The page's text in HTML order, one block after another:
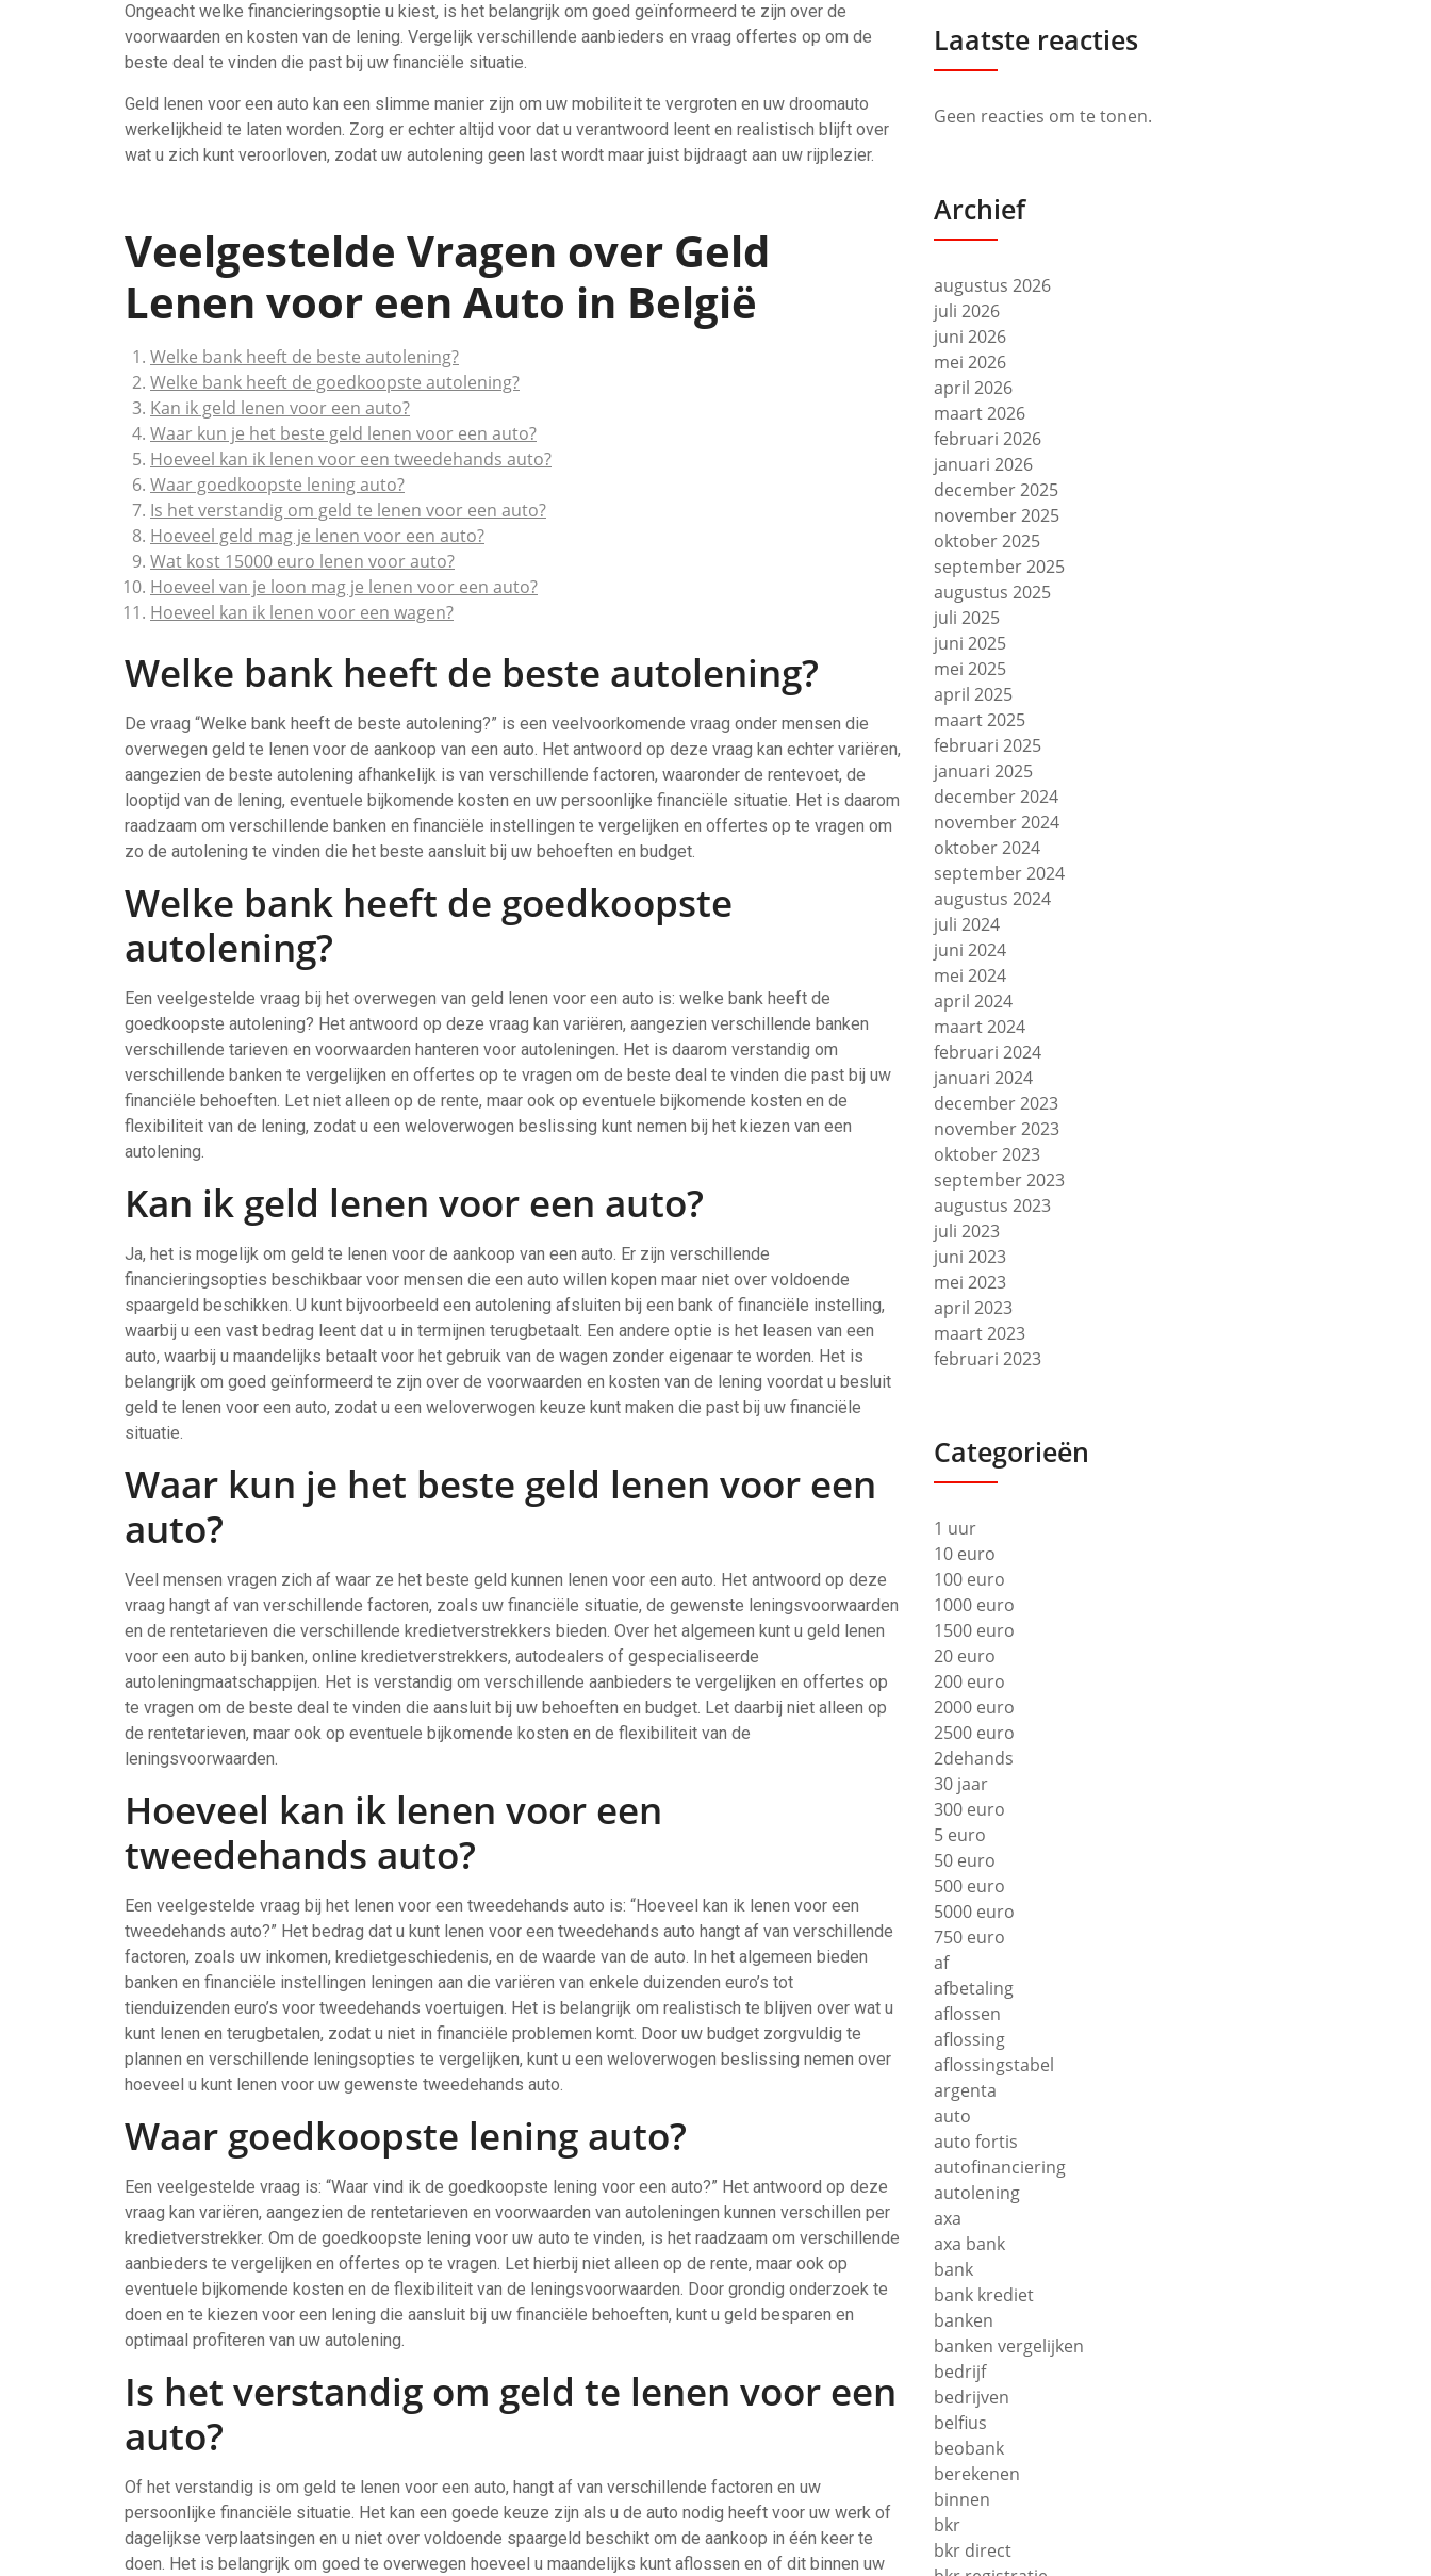
Ongeacht welke financieringsoptie u kiest, is het belangrijk om goed geïnformeerd te zijn over de
voorwaarden en kosten van de lening. Vergelijk verschillende aanbieders en vraag offertes op om de
beste deal te vinden die past bij uw financiële situatie.
Geld lenen voor een auto kan een slimme manier zijn om uw mobiliteit te vergroten en uw droomauto
werkelijkheid te laten worden. Zorg er echter altijd voor dat u verantwoord leent en realistisch blijft over
wat u zich kunt veroorloven, zodat uw autolening geen last wordt maar juist bijdraagt aan uw rijplezier.
Veelgestelde Vragen over Geld
Lenen voor een Auto in België
Welke bank heeft de beste autolening?
Welke bank heeft de goedkoopste autolening?
Kan ik geld lenen voor een auto?
Waar kun je het beste geld lenen voor een auto?
Hoeveel kan ik lenen voor een tweedehands auto?
Waar goedkoopste lening auto?
Is het verstandig om geld te lenen voor een auto?
Hoeveel geld mag je lenen voor een auto?
Wat kost 15000 euro lenen voor auto?
Hoeveel van je loon mag je lenen voor een auto?
Hoeveel kan ik lenen voor een wagen?
Welke bank heeft de beste autolening?
De vraag “Welke bank heeft de beste autolening?” is een veelvoorkomende vraag onder mensen die
overwegen geld te lenen voor de aankoop van een auto. Het antwoord op deze vraag kan echter variëren,
aangezien de beste autolening afhankelijk is van verschillende factoren, waaronder de rentevoet, de
looptijd van de lening, eventuele bijkomende kosten en uw persoonlijke financiële situatie. Het is daarom
raadzaam om verschillende banken en financiële instellingen te vergelijken en offertes op te vragen om
zo de autolening te vinden die het beste aansluit bij uw behoeften en budget.
Welke bank heeft de goedkoopste
autolening?
Een veelgestelde vraag bij het overwegen van geld lenen voor een auto is: welke bank heeft de
goedkoopste autolening? Het antwoord op deze vraag kan variëren, aangezien verschillende banken
verschillende tarieven en voorwaarden hanteren voor autoleningen. Het is daarom verstandig om
verschillende banken te vergelijken en offertes op te vragen om de beste deal te vinden die past bij uw
financiële behoeften. Let niet alleen op de rente, maar ook op eventuele bijkomende kosten en de
flexibiliteit van de lening, zodat u een weloverwogen beslissing kunt nemen bij het kiezen van een
autolening.
Kan ik geld lenen voor een auto?
Ja, het is mogelijk om geld te lenen voor de aankoop van een auto. Er zijn verschillende
financieringsopties beschikbaar voor mensen die een auto willen kopen maar niet over voldoende
spaargeld beschikken. U kunt bijvoorbeeld een autolening afsluiten bij een bank of financiële instelling,
waarbij u een vast bedrag leent dat u in termijnen terugbetaalt. Een andere optie is het leasen van een
auto, waarbij u maandelijks betaalt voor het gebruik van de wagen zonder eigenaar te worden. Het is
belangrijk om goed geïnformeerd te zijn over de voorwaarden en kosten van de lening voordat u besluit
geld te lenen voor een auto, zodat u een weloverwogen keuze kunt maken die past bij uw financiële
situatie.
Waar kun je het beste geld lenen voor een
auto?
Veel mensen vragen zich af waar ze het beste geld kunnen lenen voor een auto. Het antwoord op deze
vraag hangt af van verschillende factoren, zoals uw financiële situatie, de gewenste leningsvoorwaarden
en de rentetarieven die verschillende kredietverstrekkers bieden. Over het algemeen kunt u geld lenen
voor een auto bij banken, online kredietverstrekkers, autodealers of gespecialiseerde
autoleningmaatschappijen. Het is verstandig om verschillende aanbieders te vergelijken en offertes op
te vragen om de beste deal te vinden die aansluit bij uw behoeften en budget. Let daarbij niet alleen op
de rentetarieven, maar ook op eventuele bijkomende kosten en de flexibiliteit van de
leningsvoorwaarden.
Hoeveel kan ik lenen voor een
tweedehands auto?
Een veelgestelde vraag bij het lenen voor een tweedehands auto is: “Hoeveel kan ik lenen voor een
tweedehands auto?” Het bedrag dat u kunt lenen voor een tweedehands auto hangt af van verschillende
factoren, zoals uw inkomen, kredietgeschiedenis, en de waarde van de auto. In het algemeen bieden
banken en financiële instellingen leningen aan die variëren van enkele duizenden euro’s tot
tienduizenden euro’s voor tweedehands voertuigen. Het is belangrijk om realistisch te blijven over wat u
kunt lenen en terugbetalen, zodat u niet in financiële problemen komt. Door uw budget zorgvuldig te
plannen en verschillende leningsopties te vergelijken, kunt u een weloverwogen beslissing nemen over
hoeveel u kunt lenen voor uw gewenste tweedehands auto.
Waar goedkoopste lening auto?
Een veelgestelde vraag is: “Waar vind ik de goedkoopste lening voor een auto?” Het antwoord op deze
vraag kan variëren, aangezien de rentetarieven en voorwaarden van autoleningen kunnen verschillen per
kredietverstrekker. Om de goedkoopste lening voor uw auto te vinden, is het raadzaam om verschillende
aanbieders te vergelijken en offertes op te vragen. Let hierbij niet alleen op de rente, maar ook op
eventuele bijkomende kosten en de flexibiliteit van de leningsvoorwaarden. Door grondig onderzoek te
doen en te kiezen voor een lening die aansluit bij uw financiële behoeften, kunt u geld besparen en
optimaal profiteren van uw autolening.
Is het verstandig om geld te lenen voor een
auto?
Of het verstandig is om geld te lenen voor een auto, hangt af van verschillende factoren en uw
persoonlijke financiële situatie. Het kan een goede keuze zijn als u de auto nodig heeft voor uw werk of
dagelijkse verplaatsingen en u niet over voldoende spaargeld beschikt om de aankoop in één keer te
doen. Het is belangrijk om goed te overwegen hoeveel u maandelijks kunt aflossen en of dit binnen uw
Laatste reacties
Geen reacties om te tonen.
Archief
augustus 2026
juli 2026
juni 2026
mei 2026
april 2026
maart 2026
februari 2026
januari 2026
december 2025
november 2025
oktober 2025
september 2025
augustus 2025
juli 2025
juni 2025
mei 2025
april 2025
maart 2025
februari 2025
januari 2025
december 2024
november 2024
oktober 2024
september 2024
augustus 2024
juli 2024
juni 2024
mei 2024
april 2024
maart 2024
februari 2024
januari 2024
december 2023
november 2023
oktober 2023
september 2023
augustus 2023
juli 2023
juni 2023
mei 2023
april 2023
maart 2023
februari 2023
Categorieën
1 uur
10 euro
100 euro
1000 euro
1500 euro
20 euro
200 euro
2000 euro
2500 euro
2dehands
30 jaar
300 euro
5 euro
50 euro
500 euro
5000 euro
750 euro
af
afbetaling
aflossen
aflossing
aflossingstabel
argenta
auto
auto fortis
autofinanciering
autolening
axa
axa bank
bank
bank krediet
banken
banken vergelijken
bedrijf
bedrijven
belfius
beobank
berekenen
binnen
bkr
bkr direct